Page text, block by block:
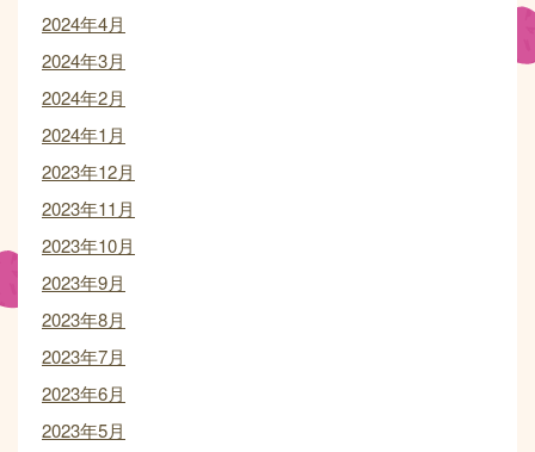
2024年4月
2024年3月
2024年2月
2024年1月
2023年12月
2023年11月
2023年10月
2023年9月
2023年8月
2023年7月
2023年6月
2023年5月